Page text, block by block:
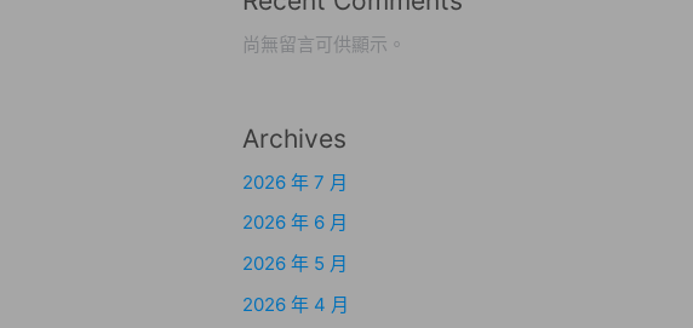
尚無留言可供顯示。
Archives
2026 年 7 月
2026 年 6 月
2026 年 5 月
2026 年 4 月